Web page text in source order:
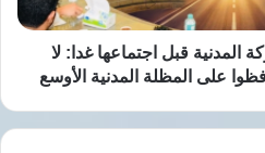
المدنية قبل اجتماعها غدا: لا
على المظلة المدنية الأوسع